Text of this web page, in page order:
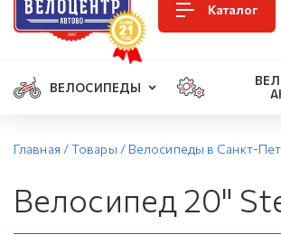
Каталог
ВЕЛОСИПЕДЫ
Главная /Товары / Велосипеды в Санкт-
Велосипед 20"